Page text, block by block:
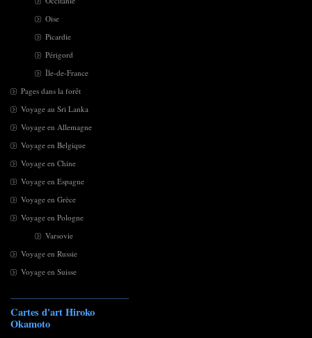
Oise
Picardie
Périgord
Île-de-France
Pages dans la forêt
Voyage au Sri Lanka
Voyage en Allemagne
Voyage en Belgique
Voyage en Chine
Voyage en Espagne
Voyage en Grèce
Voyage en Pologne
Varsovie
Voyage en Russie
Voyage en Suisse
Cartes d'art Hiroko
Okamoto